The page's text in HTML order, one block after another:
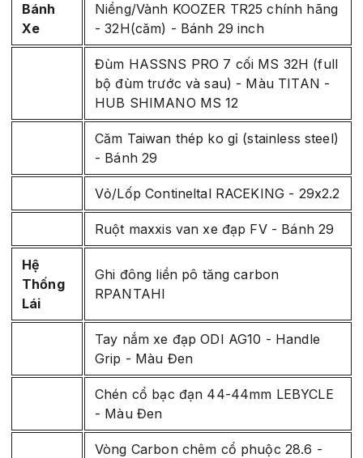
Bánh
Xe
Niềng/Vành KOOZER TR25 chính hãng
- 32H(căm) - Bánh 29 inch
Đùm HASSNS PRO 7 cối MS 32H (full
bộ đùm trước và sau) - Màu TITAN -
HUB SHIMANO MS 12
Căm Taiwan thép ko gỉ (stainless steel)
- Bánh 29
Vỏ/Lốp Contineltal RACEKING - 29x2.2
Ruột maxxis van xe đạp FV - Bánh 29
Hệ
Thống
Lái
Ghi đông liền pô tăng carbon
RPANTAHI
Tay nắm xe đạp ODI AG10 - Handle
Grip - Màu Đen
Chén cổ bạc đạn 44-44mm LEBYCLE
- Màu Đen
Vòng Carbon chêm cổ phuộc 28.6 -